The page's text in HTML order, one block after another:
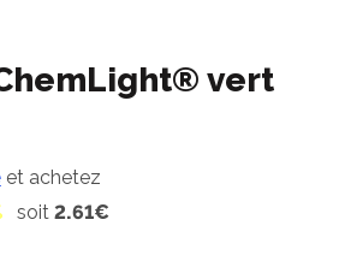
vert
et achetez
soit 2.61€